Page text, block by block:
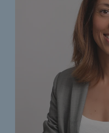
Gestion des
Responsabilité
Energiz Mouv
Energiz Mouv
Le